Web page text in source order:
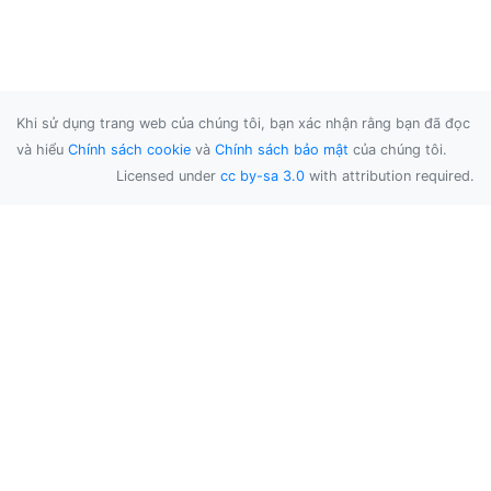
Khi sử dụng trang web của chúng tôi, bạn xác nhận rằng bạn đã đọc
và hiểu Chính sách cookie và Chính sách bảo mật của chúng tôi.
Licensed under cc by-sa 3.0 with attribution required.